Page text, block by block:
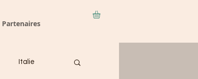
Partenaires
Italie